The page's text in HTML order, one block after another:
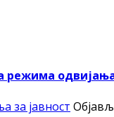
режима
за јавност